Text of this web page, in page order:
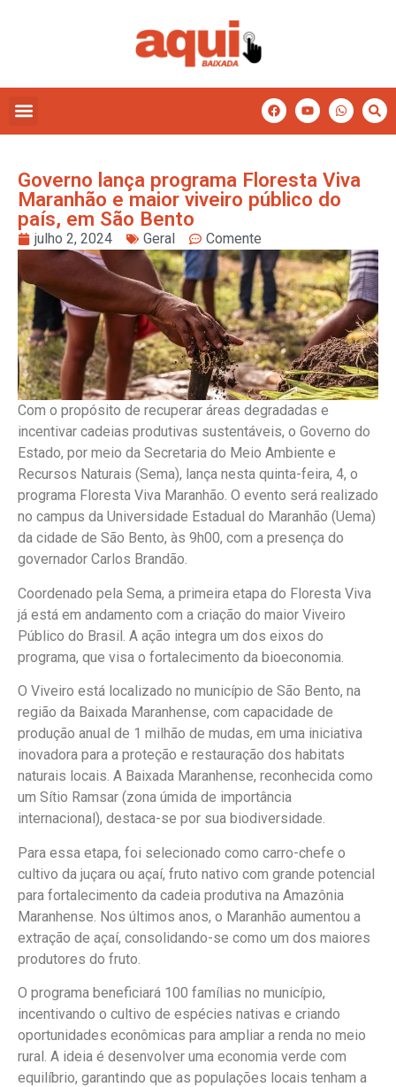
Governo lança programa Floresta Viva
Maranhão e maior viveiro público do
país, em São Bento
julho 2, 2024 Geral Comente
Com o propósito de recuperar áreas degradadas e
incentivar cadeias produtivas sustentáveis, o Governo do
Estado, por meio da Secretaria do Meio Ambiente e
Recursos Naturais (Sema), lança nesta quinta-feira, 4, o
programa Floresta Viva Maranhão. O evento será realizado
no campus da Universidade Estadual do Maranhão (Uema)
da cidade de São Bento, às 9h00, com a presença do
governador Carlos Brandão.
Coordenado pela Sema, a primeira etapa do Floresta Viva
já está em andamento com a criação do maior Viveiro
Público do Brasil. A ação integra um dos eixos do
programa, que visa o fortalecimento da bioeconomia.
O Viveiro está localizado no município de São Bento, na
região da Baixada Maranhense, com capacidade de
produção anual de 1 milhão de mudas, em uma iniciativa
inovadora para a proteção e restauração dos habitats
naturais locais. A Baixada Maranhense, reconhecida como
um Sítio Ramsar (zona úmida de importância
internacional), destaca-se por sua biodiversidade.
Para essa etapa, foi selecionado como carro-chefe o
cultivo da juçara ou açaí, fruto nativo com grande potencial
para fortalecimento da cadeia produtiva na Amazônia
Maranhense. Nos últimos anos, o Maranhão aumentou a
extração de açaí, consolidando-se como um dos maiores
produtores do fruto.
O programa beneficiará 100 famílias no município,
incentivando o cultivo de espécies nativas e criando
oportunidades econômicas para ampliar a renda no meio
rural. A ideia é desenvolver uma economia verde com
equilíbrio, garantindo que as populações locais tenham a